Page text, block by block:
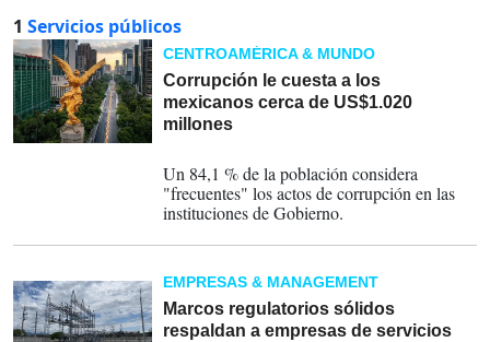
1 Servicios públicos
CENTROAMÉRICA & MUNDO
Corrupción le cuesta a los
mexicanos cerca de US$1.020
millones
Un 84,1 % de la población considera
"frecuentes" los actos de corrupción en las
instituciones de Gobierno.
EMPRESAS & MANAGEMENT
Marcos regulatorios sólidos
respaldan a empresas de servicios